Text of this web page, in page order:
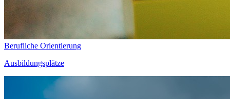
Berufliche Orientierung
Ausbildungsplätze